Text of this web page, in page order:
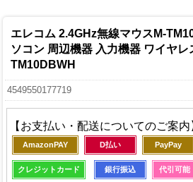
エレコム 2.4GHz無線マウスM-
ソコン 周辺機器 入力機器 ワイヤレ
TM10DBWH
4549550177719
【お支払い・配送についてのご案内
AmazonPAY D払い PayPay
クレジットカード 銀行振込 代引可能